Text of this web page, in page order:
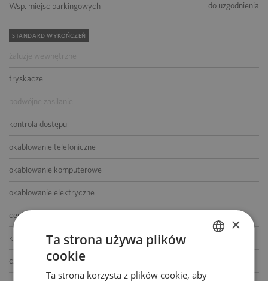
Wsp. miejsc parkingowych do uzgodnienia
STANDARD WYKOŃCZEŃ
żaluzje wewnętrzne
tryskacze
podwójne zasilanie
kontrola dostępu
okablowanie telefoniczne
okablowanie komputerowe
okablowanie elektryczne
centrala telefoniczna
klimatyzacja
czujniki dymu i ciepła
ENGLISH
×
Ta strona używa plików
cookie
Ta strona korzysta z plików cookie, aby